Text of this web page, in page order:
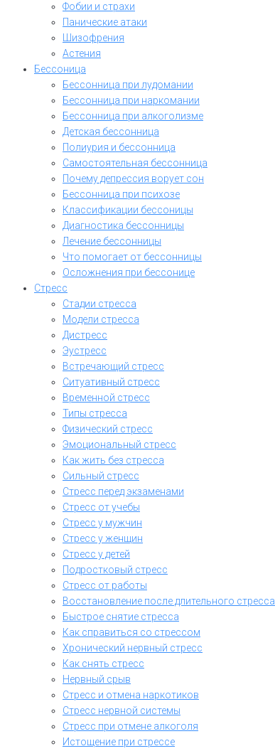
Фобии и страхи
Панические атаки
Шизофрения
Астения
Бессоница
Бессонница при лудомании
Бессонница при наркомании
Бессонница при алкоголизме
Детская бессонница
Полиурия и бессонница
Самостоятельная бессонница
Почему депрессия ворует сон
Бессонница при психозе
Классификации бессоницы
Диагностика бессонницы
Лечение бессонницы
Что помогает от бессонницы
Осложнения при бессонице
Стресс
Стадии стресса
Модели стресса
Дистресс
Эустресс
Встречающий стресс
Ситуативный стресс
Временной стресс
Типы стресса
Физический стресс
Эмоциональный стресс
Как жить без стресса
Сильный стресс
Стресс перед экзаменами
Стресс от учебы
Стресс у мужчин
Стресс у женщин
Стресс у детей
Подростковый стресс
Стресс от работы
Восстановление после длительного стресса
Быстрое снятие стресса
Как справиться со стрессом
Хронический нервный стресс
Как снять стресс
Нервный срыв
Стресс и отмена наркотиков
Стресс нервной системы
Стресс при отмене алкоголя
Истощение при стрессе